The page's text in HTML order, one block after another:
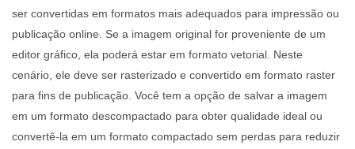
ser convertidas em formatos mais adequados para impressão ou
publicação online. Se a imagem original for proveniente de um
editor gráfico, ela poderá estar em formato vetorial. Neste
cenário, ele deve ser rasterizado e convertido em formato raster
para fins de publicação. Você tem a opção de salvar a imagem
em um formato descompactado para obter qualidade ideal ou
convertê-la em um formato compactado sem perdas para reduzir